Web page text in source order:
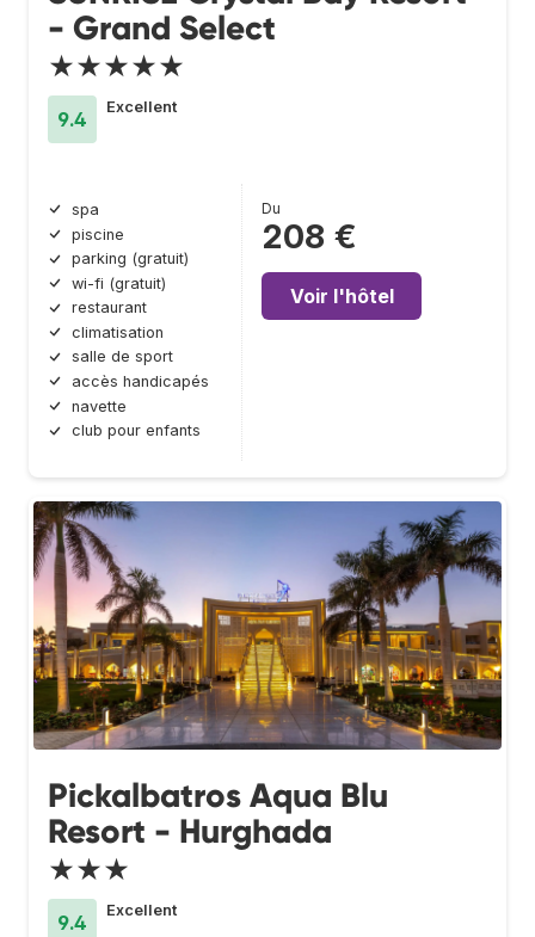
- Grand Select
★★★★★
9.4
Excellent
spa
piscine
parking (gratuit)
wi-fi (gratuit)
restaurant
climatisation
salle de sport
accès handicapés
navette
club pour enfants
Du
208 €
Voir l'hôtel
Pickalbatros Aqua Blu
Resort - Hurghada
★★★
9.4
Excellent